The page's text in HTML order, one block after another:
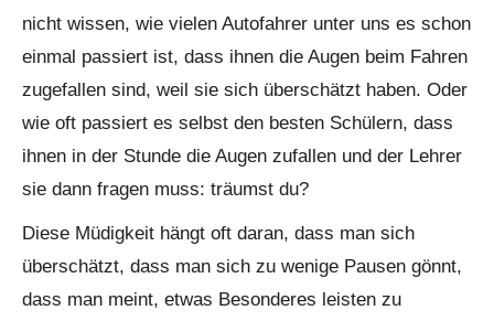
nicht wissen, wie vielen Autofahrer unter uns es schon
einmal passiert ist, dass ihnen die Augen beim Fahren
zugefallen sind, weil sie sich überschätzt haben. Oder
wie oft passiert es selbst den besten Schülern, dass
ihnen in der Stunde die Augen zufallen und der Lehrer
sie dann fragen muss: träumst du?
Diese Müdigkeit hängt oft daran, dass man sich
überschätzt, dass man sich zu wenige Pausen gönnt,
dass man meint, etwas Besonderes leisten zu